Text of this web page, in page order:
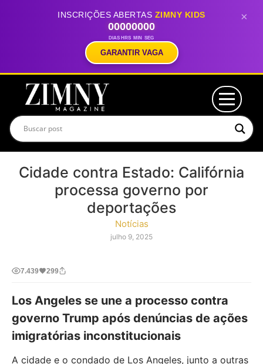
INSCRIÇÕES ABERTAS ZIMNY KIDS
00
DIAS
00
HRS
00
MIN
00
SEG
GARANTIR VAGA
×
Cidade contra Estado: Califórnia
processa governo por
deportações
Notícias
julho 9, 2025
7.439 299
Los Angeles se une a processo contra
governo Trump após denúncias de ações
imigratórias inconstitucionais
A cidade e o condado de Los Angeles, junto a outras